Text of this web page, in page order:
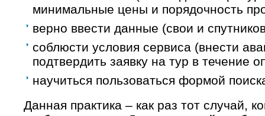
минимальные цены и порядочность
верно ввести данные (свои и
соблюсти условия сервиса (внести
подтвердить заявку на тур в течение
научиться пользоваться формой
Данная практика – как раз тот случай,